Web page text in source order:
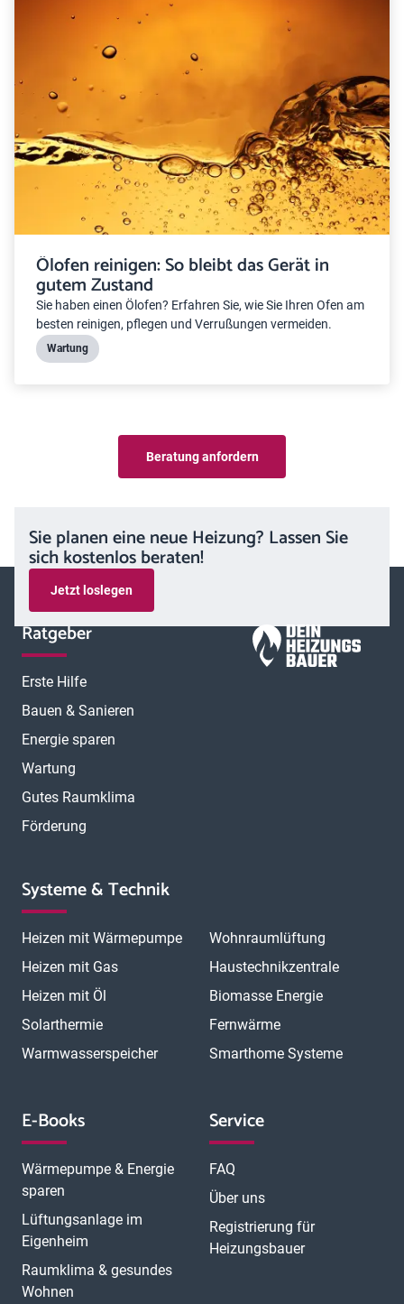
Ölofen reinigen: So bleibt das Gerät in
gutem Zustand
Sie haben einen Ölofen? Erfahren Sie, wie Sie Ihren Ofen am
besten reinigen, pflegen und Verrußungen vermeiden.
Wartung
Beratung anfordern
Sie planen eine neue Heizung? Lassen Sie
sich kostenlos beraten!
Jetzt loslegen
Ratgeber
Erste Hilfe
Bauen & Sanieren
Energie sparen
Wartung
Gutes Raumklima
Förderung
Systeme & Technik
Heizen mit Wärmepumpe
Heizen mit Gas
Heizen mit Öl
Solarthermie
Warmwasserspeicher
Wohnraumlüftung
Haustechnikzentrale
Biomasse Energie
Fernwärme
Smarthome Systeme
E-Books
Wärmepumpe & Energie
sparen
Lüftungsanlage im
Eigenheim
Raumklima & gesundes
Wohnen
Service
FAQ
Über uns
Registrierung für
Heizungsbauer